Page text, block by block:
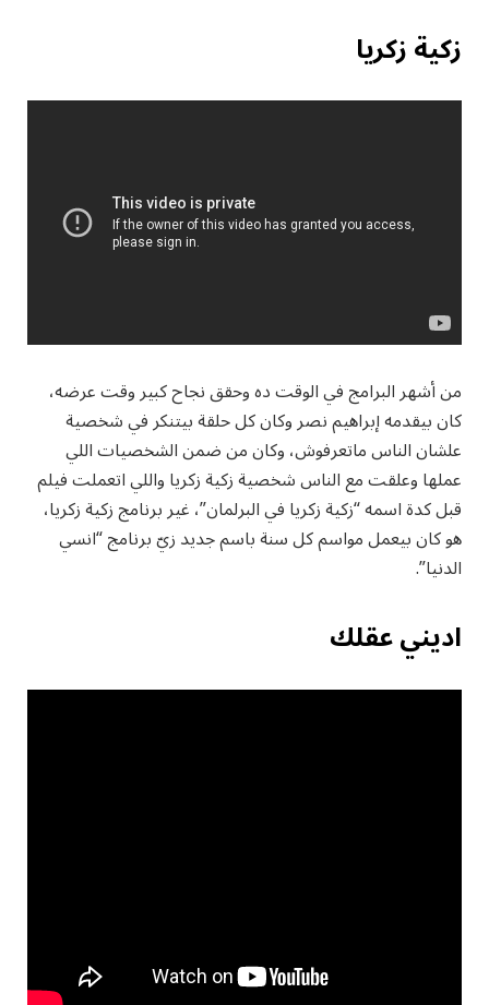
زكية زكريا
من أشهر البرامج في الوقت ده وحقق نجاح كبير وقت عرضه،
كان بيقدمه إبراهيم نصر وكان كل حلقة بيتنكر في شخصية
علشان الناس ماتعرفوش، وكان من ضمن الشخصيات اللي
عملها وعلقت مع الناس شخصية زكية زكريا واللي اتعملت فيلم
قبل كدة اسمه “زكية زكريا في البرلمان”، غير برنامج زكية زكريا،
هو كان بيعمل مواسم كل سنة باسم جديد زيّ برنامج “انسي
الدنيا”.
اديني عقلك